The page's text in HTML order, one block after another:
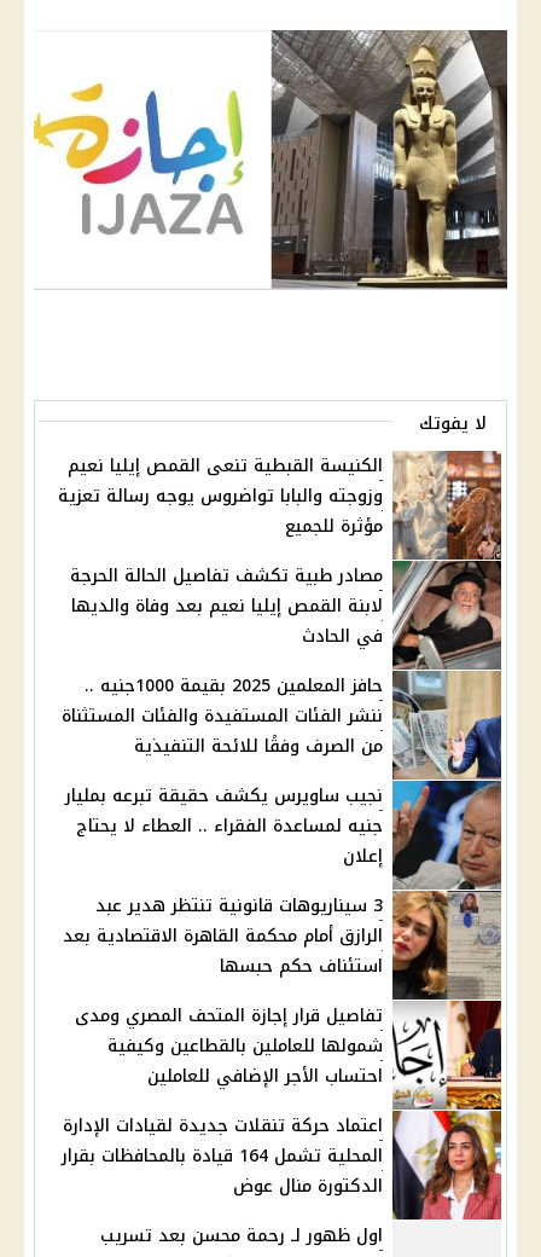
لا يفوتك
الكنيسة القبطية تنعى القمص إيليا نعيم
وزوجته والبابا تواضروس يوجه رسالة تعزية
مؤثرة للجميع
مصادر طبية تكشف تفاصيل الحالة الحرجة
لابنة القمص إيليا نعيم بعد وفاة والديها
في الحادث
حافز المعلمين 2025 بقيمة 1000جنيه ..
ننشر الفئات المستفيدة والفئات المستثناة
من الصرف وفقًا للائحة التنفيذية
نجيب ساويرس يكشف حقيقة تبرعه بمليار
جنيه لمساعدة الفقراء .. العطاء لا يحتاج
إعلان
3 سيناريوهات قانونية تنتظر هدير عبد
الرازق أمام محكمة القاهرة الاقتصادية بعد
استئناف حكم حبسها
تفاصيل قرار إجازة المتحف المصري ومدى
شمولها للعاملين بالقطاعين وكيفية
احتساب الأجر الإضافي للعاملين
اعتماد حركة تنقلات جديدة لقيادات الإدارة
المحلية تشمل 164 قيادة بالمحافظات بقرار
الدكتورة منال عوض
اول ظهور لـ رحمة محسن بعد تسريب